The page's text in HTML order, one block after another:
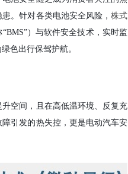
。针对各类电池安全风险， 株式
“BMS”）与软件安全技术， 实时监
色出行保驾护航。
空间，且在高低温环境、反复充
引发的热失控，更是电动汽车安